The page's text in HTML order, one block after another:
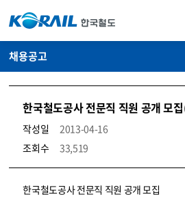
채용공고
한국철도공사 전문직 직원 공개 모
작성일
2013-04-16
조회수
33,519
코레일소개_경영공시_채용공고 상세보기 – 내용, 파일, 담당자 연락처로 구성
한국철도공사 전문직 직원 공개 모집